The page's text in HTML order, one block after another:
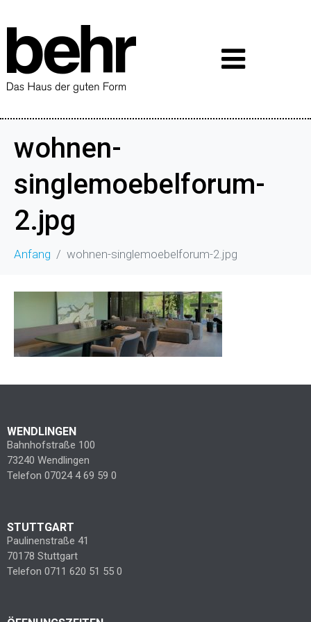
wohnen-
singlemoebelforum-
2.jpg
Anfang wohnen-singlemoebelforum-2.jpg
WENDLINGEN
Bahnhofstraße 100
73240 Wendlingen
Telefon 07024 4 69 59 0
STUTTGART
Paulinenstraße 41
70178 Stuttgart
Telefon 0711 620 51 55 0